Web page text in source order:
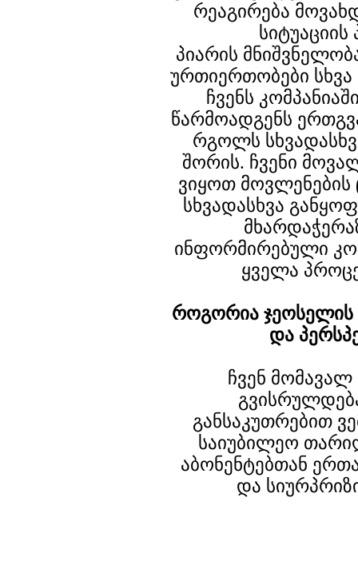
რეაგირება
პიარის
ურთიერთობები სხვა
ჩვენს
წარმოადგენს
რგოლს
შორის. ჩვენი
ვიყოთ მოვლენების
სხვადასხვა
ინფორმირებული
ყველა
როგორია ჯეოსელის
და
ჩვენ
განსაკუთრებით
საიუბილეო
აბონენტებთან
და